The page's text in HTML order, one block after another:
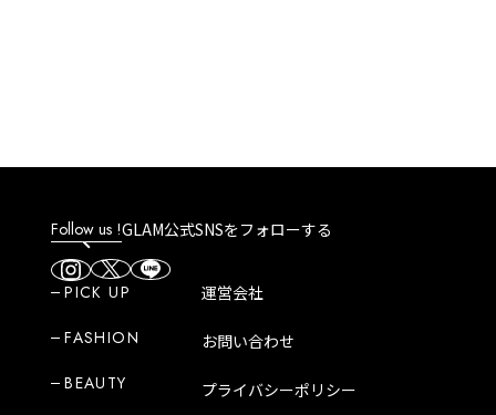
Follow us !GLAM公式SNSをフォローする
PICK UP
FASHION
BEAUTY
運営会社
お問い合わせ
プライバシーポリシー